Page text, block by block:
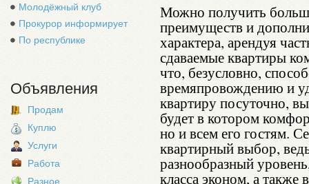
Молодёжный клуб
Прокурор информирует
По республике
Объявления
Продам
Куплю
Услуги
Работа
Разное
Можно получить
преимуществ и
характера, арендуя
сдаваемые квартиры
что, безусловно,
времяпровождению и
квартиру посуточно,
будет в котором
но и всем его гостям.
квартирный выбор,
разнообразный
класса эконом, а также